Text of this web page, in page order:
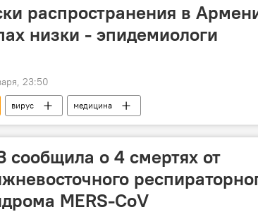
распространения в
низки - эпидемиологи
23:50
вирус медицина
сообщила о 4 смертях от
MERS-CoV